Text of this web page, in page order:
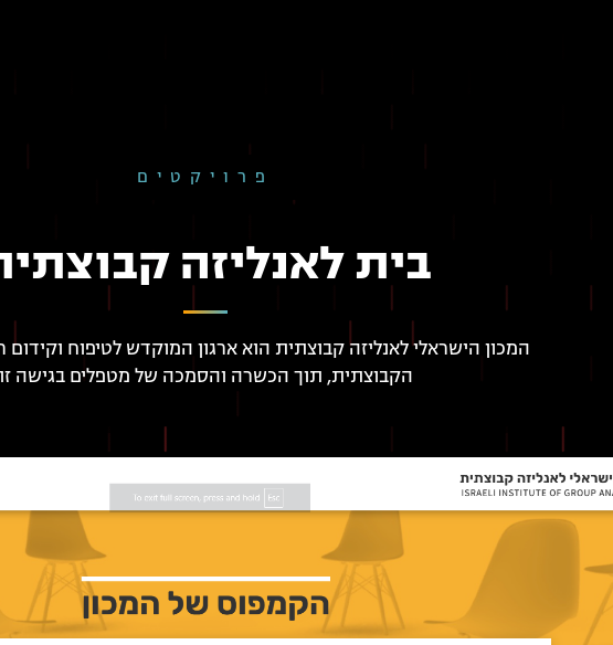
פרויקטים
בית לאנליזה
המכון הישראלי לאנליזה קבוצתית הוא ארגון המוקדש לטיפוח וקידום
הקבוצתית, תוך הכשרה והסמכה של מטפלים בגישה זו